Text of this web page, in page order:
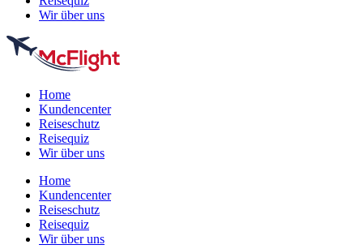
Wir über uns
Home
Kundencenter
Reiseschutz
Reisequiz
Wir über uns
Home
Kundencenter
Reiseschutz
Reisequiz
Wir über uns